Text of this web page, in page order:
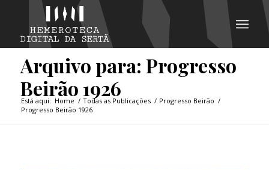
Arquivo para: Progresso
Beirão 1926
Está aqui: Home / Todas as Publicações / Progresso Beirão /
Progresso Beirão 1926